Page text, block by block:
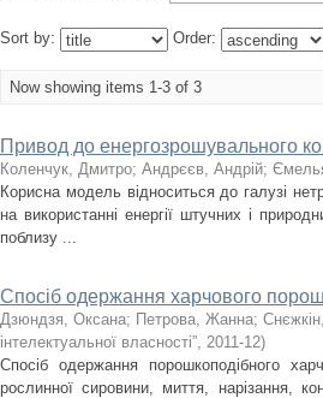
Sort by: Order:
Now showing items 1-3 of 3
Привод до енергозрошувального
Коленчук, Дмитро; Андрєєв, Андрій;
Корисна модель відноситься до галузі
на використанні енергії штучних і
поблизу ...
Спосіб одержання харчового
Дзюндзя, Оксана; Петрова, Жанна;
інтелектуальної власності”, 2011-12)
Спосіб одержання порошкоподібного
рослинної сировини, миття, нарізання,